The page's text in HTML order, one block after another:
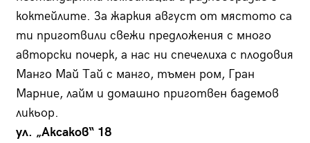
коктейлите. За жаркия август от мястото са
ти приготвили свежи предложения с много
авторски почерк, а нас ни спечелиха с плодовия
Манго Май Тай с манго, тъмен ром, Гран
Марние, лайм и домашно приготвен бадемов
ликьор.
ул. „Аксаков“ 18